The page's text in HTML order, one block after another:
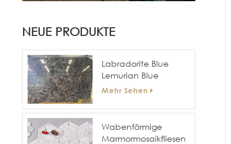
NEUE PRODUKTE
Labradorite Blue
Lemurian Blue
Granitplatten
Mehr Sehen
Wabenförmige
Marmormosaikfliesen